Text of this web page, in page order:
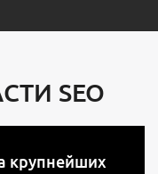
SEO
крупнейших